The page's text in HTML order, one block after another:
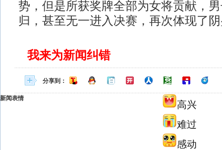
势，但是所获奖牌全部为女将贡献，
归，甚至无一进入决赛，再次体现了
我来为新闻纠错
分享到：
新闻表情
高兴
难过
感动